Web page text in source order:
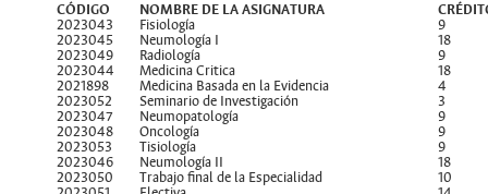
CÓDIGO NOMBRE DE LA ASIGNATURA
2023043
Fisiología
9
2023045
Neumología I
18
2023049
Radiología
9
2023044
Medicina Critica
18
2021898
Medicina Basada en la Evidencia
4
2023052
Seminario de Investigación
3
2023047
Neumopatología
9
2023048
Oncología
9
2023053
Tisiología
9
2023046
Neumología II
18
2023050
Trabajo final de la Especialidad
10